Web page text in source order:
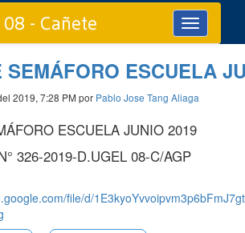
Toggle
navigation
08 - Cañete
SEMÁFORO ESCUELA
2019, 7:28 PM por Pablo Jose Tang Aliaga
ESCUELA JUNIO 2019
326-2019-D.UGEL 08-C/AGP
file/d/